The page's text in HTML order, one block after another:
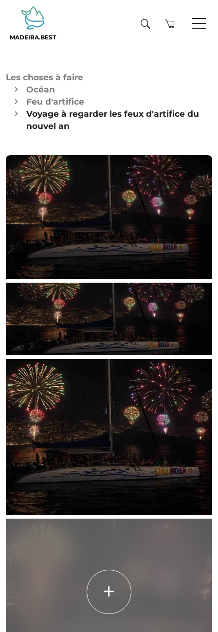
MADEIRA.BEST
Les choses à faire
Océan
Feu d'artifice
Voyage à regarder les feux d'artifice du
nouvel an